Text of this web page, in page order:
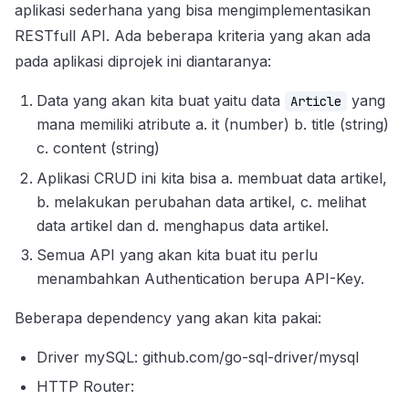
aplikasi sederhana yang bisa mengimplementasikan
RESTfull API. Ada beberapa kriteria yang akan ada
pada aplikasi diprojek ini diantaranya:
Data yang akan kita buat yaitu data Article
yang
mana memiliki atribute a. it (number) b. title (string)
c. content (string)
Aplikasi CRUD ini kita bisa a. membuat data artikel,
b. melakukan perubahan data artikel, c. melihat
data artikel dan d. menghapus data artikel.
Semua API yang akan kita buat itu perlu
menambahkan Authentication berupa API-Key.
Beberapa dependency yang akan kita pakai:
Driver mySQL: github.com/go-sql-driver/mysql
HTTP Router: